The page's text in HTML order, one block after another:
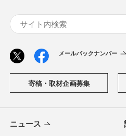
メールバックナンバー
寄稿・取材企画募集
ニュース